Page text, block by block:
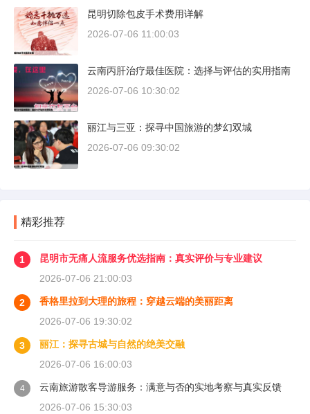
昆明切除包皮手术费用详解
2026-07-06 11:00:03
云南丙肝治疗最佳医院：选择与评估的实用指南
2026-07-06 10:30:02
丽江与三亚：探寻中国旅游的梦幻双城
2026-07-06 09:30:02
精彩推荐
1
昆明市无痛人流服务优选指南：真实评价与专业建议
2026-07-06 21:00:03
2
香格里拉到大理的旅程：穿越云端的美丽距离
2026-07-06 19:30:02
3
丽江：探寻古城与自然的绝美交融
2026-07-06 16:00:03
4
云南旅游散客导游服务：满意与否的实地考察与真实反馈
2026-07-06 15:30:03